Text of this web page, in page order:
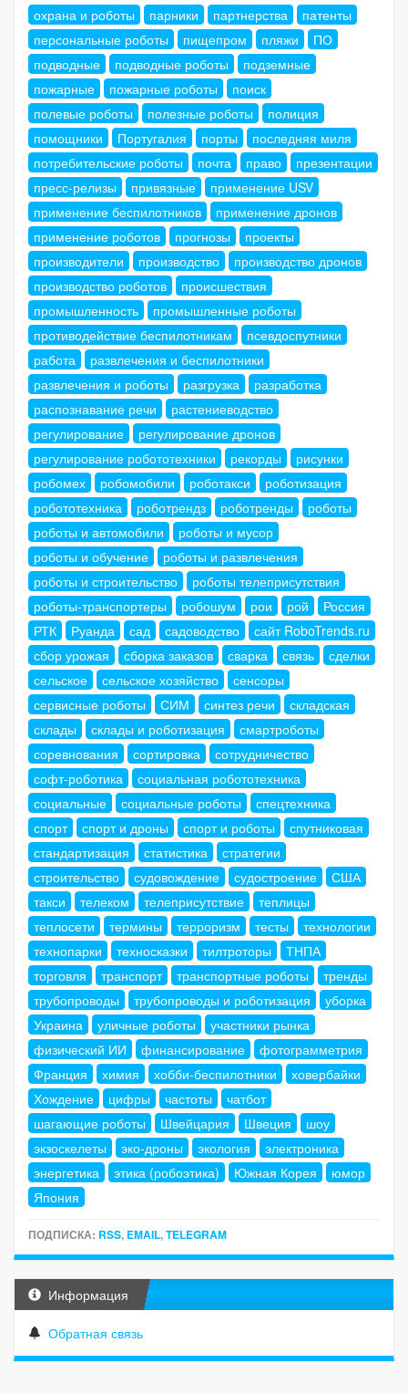
охрана и роботы
парники партнерства
патенты
персональные роботы
пищепром пляжи
ПО
подводные
подводные роботы
подземные
пожарные
пожарные роботы
поиск
полевые роботы
полезные роботы
полиция
помощники
Португалия порты
последняя миля
потребительские роботы
почта право
презентации
пресс-релизы
привязные
применение USV
применение беспилотников
применение дронов
применение роботов
прогнозы
проекты
производители
производство
производство дронов
производство роботов
происшествия
промышленность
промышленные роботы
противодействие беспилотникам
псевдоспутники
работа
развлечения и беспилотники
развлечения и роботы
разгрузка
разработка
распознавание речи
растениеводство
регулирование
регулирование дронов
регулирование робототехники
рекорды
рисунки
робомех
робомобили роботакси
роботизация
робототехника
роботрендз роботренды
роботы
роботы и автомобили
роботы и мусор
роботы и обучение
роботы и развлечения
роботы и строительство
роботы телеприсутствия
роботы-транспортеры
робошум рои рой
Россия
РТК
Руанда сад садоводство
сайт RoboTrends.ru
сбор урожая
сборка заказов сварка связь
сделки
сельское
сельское хозяйство
сенсоры
сервисные роботы
СИМ синтез речи
складская
склады
склады и роботизация
смартроботы
соревнования
сортировка
сотрудничество
софт-роботика
социальная робототехника
социальные
социальные роботы
спецтехника
спорт
спорт и дроны спорт и роботы
спутниковая
стандартизация
статистика
стратегии
строительство
судовождение судостроение
США
такси
телеком телеприсутствие
теплицы
теплосети
термины терроризм тесты
технологии
технопарки
техносказки тилтроторы
ТНПА
торговля
транспорт транспортные роботы
тренды
трубопроводы
трубопроводы и роботизация
уборка
Украина
уличные роботы
участники рынка
физический ИИ
финансирование
фотограмметрия
Франция
химия хобби-беспилотники
ховербайки
Хождение
цифры частоты
чатбот
шагающие роботы
Швейцария Швеция
шоу
экзоскелеты
эко-дроны экология
электроника
энергетика
этика (робоэтика) Южная Корея
юмор
Япония
ПОДПИСКА: RSS, EMAIL,TELEGRAM
Информация
Обратная связь